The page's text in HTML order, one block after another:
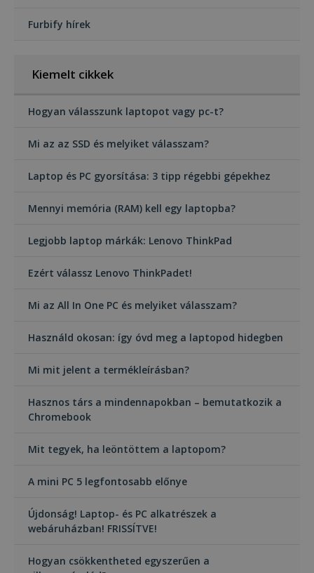
Furbify hírek
Kiemelt cikkek
Hogyan válasszunk laptopot vagy pc-t?
Mi az az SSD és melyiket válasszam?
Laptop és PC gyorsítása: 3 tipp régebbi gépekhez
Mennyi memória (RAM) kell egy laptopba?
Legjobb laptop márkák: Lenovo ThinkPad
Ezért válassz Lenovo ThinkPadet!
Mi az All In One PC és melyiket válasszam?
Használd okosan: így óvd meg a laptopod hidegben
Mi mit jelent a termékleírásban?
Hasznos társ a mindennapokban – bemutatkozik a
Chromebook
Mit tegyek, ha leöntöttem a laptopom?
A mini PC 5 legfontosabb előnye
Újdonság! Laptop- és PC alkatrészek a
webáruházban! FRISSÍTVE!
Hogyan csökkentheted egyszerűen a